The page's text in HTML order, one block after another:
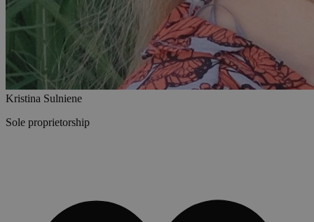
Kristina Sulniene
Sole proprietorship